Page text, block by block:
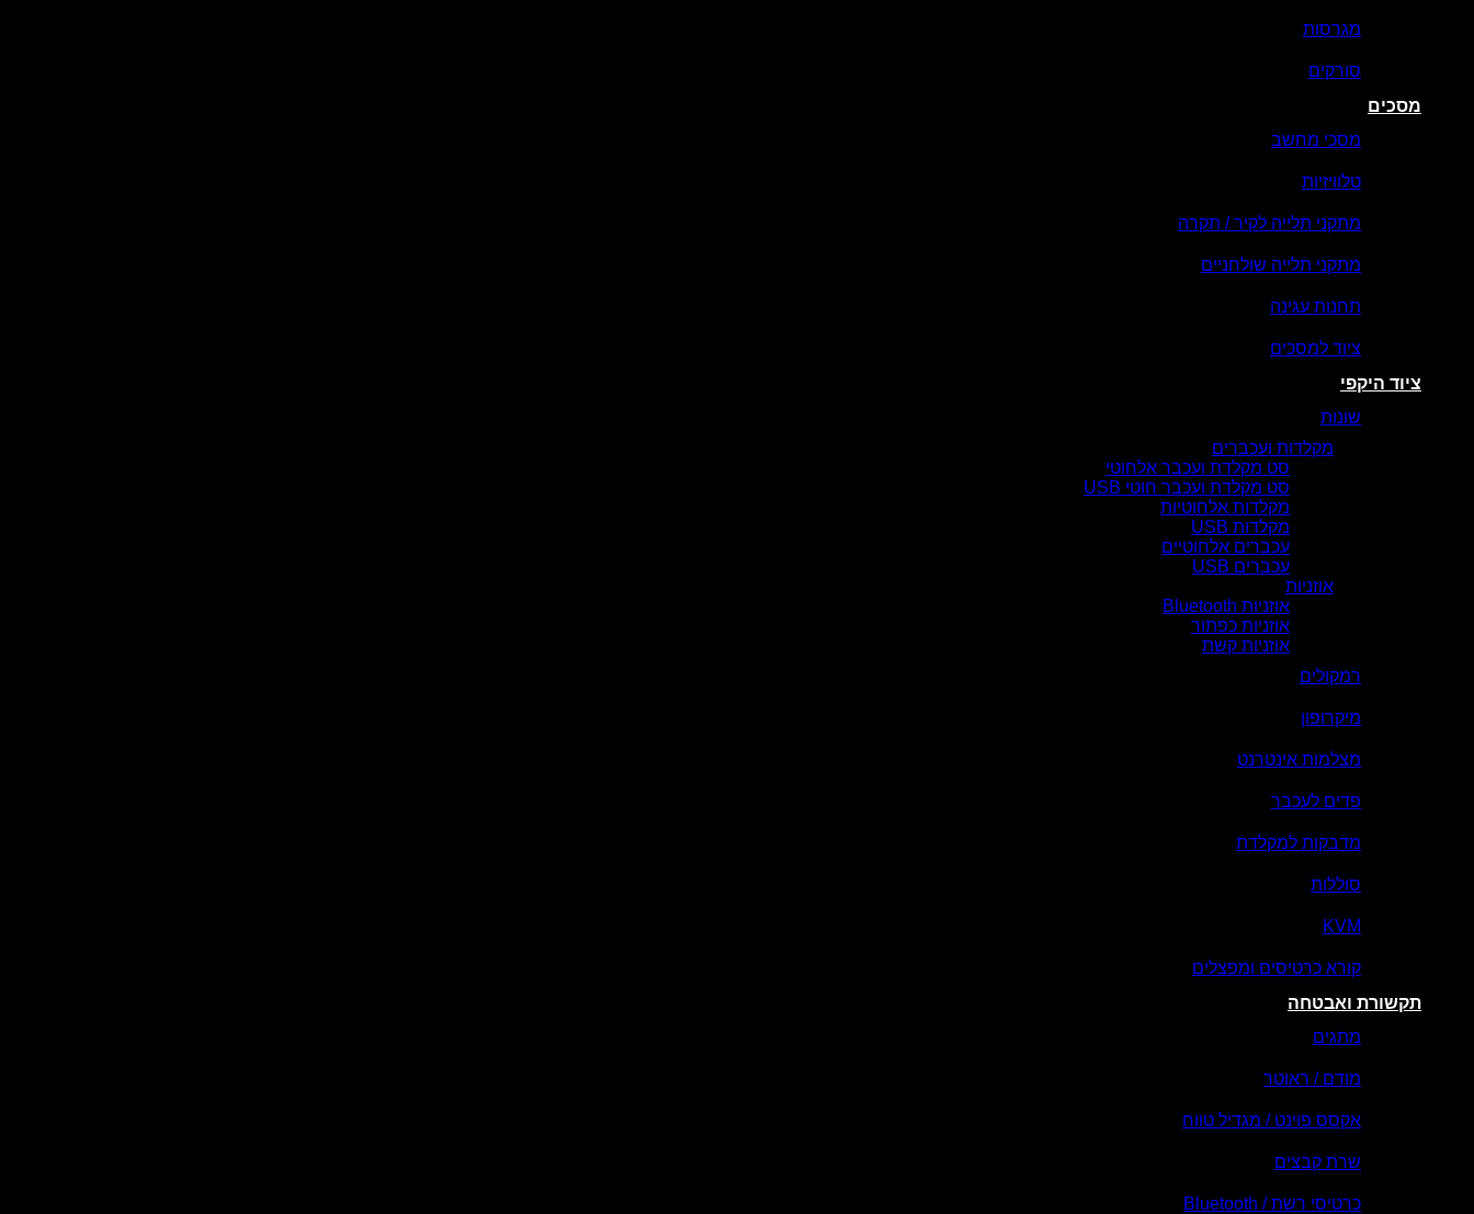
מגרסות
סורקים
מסכים
מסכי מחשב
טלוויזיות
מתקני תלייה לקיר / תקרה
מתקני תלייה שולחניים
תחנות עגינה
ציוד למסכים
ציוד היקפי
שונות
מקלדות ועכברים
סט מקלדת ועכבר אלחוטי
סט מקלדת ועכבר חוטי USB
מקלדות אלחוטיות
מקלדות USB
עכברים אלחוטיים
עכברים USB
אוזניות
אוזניות Bluetooth
אוזניות כפתור
אוזניות קשת
רמקולים
מיקרופון
מצלמות אינטרנט
פדים לעכבר
מדבקות למקלדת
סוללות
KVM
קורא כרטיסים ומפצלים
תקשורת ואבטחה
מתגים
מודם / ראוטר
אקסס פוינט / מגדיל טווח
שרת קבצים
כרטיסי רשת / Bluetooth